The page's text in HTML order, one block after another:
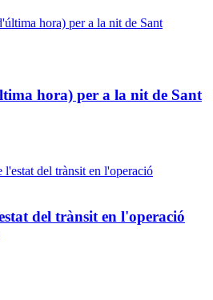
hora) per a la nit de Sant
del trànsit en l'operació